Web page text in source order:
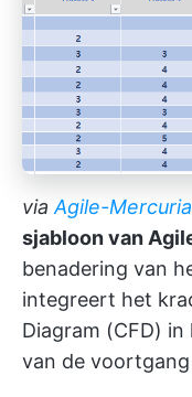
via Agile-
sjabloon van
benadering van
integreert het
Diagram (CFD)
van de